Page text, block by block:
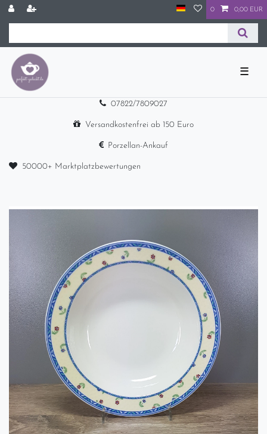
0 0,00 EUR
☰
07822/7809027
Versandkostenfrei ab 150 Euro
Porzellan-Ankauf
50000+ Marktplatzbewertungen